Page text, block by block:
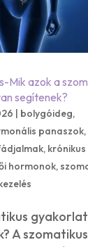
Mik azok a
segítenek?
| bolygóideg,
panaszok,
,
hormonok,
A szomatikus